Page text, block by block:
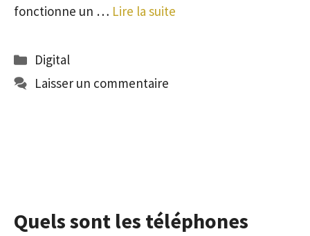
fonctionne un … Lire la suite
Catégories
Digital
Laisser un commentaire
Quels sont les téléphones